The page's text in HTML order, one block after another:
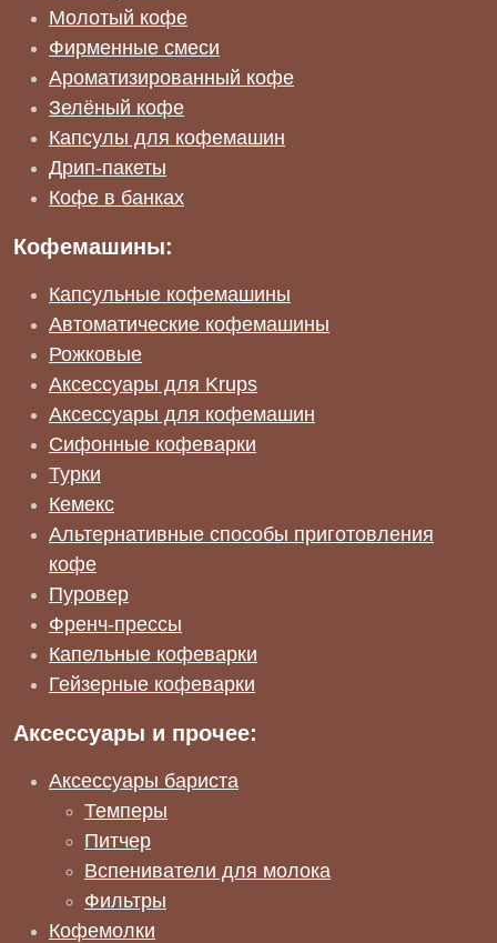
Молотый кофе
Фирменные смеси
Ароматизированный кофе
Зелёный кофе
Капсулы для кофемашин
Дрип-пакеты
Кофе в банках
Кофемашины:
Капсульные кофемашины
Автоматические кофемашины
Рожковые
Аксессуары для Krups
Аксессуары для кофемашин
Сифонные кофеварки
Турки
Кемекс
Альтернативные способы приготовления
кофе
Пуровер
Френч-прессы
Капельные кофеварки
Гейзерные кофеварки
Аксессуары и прочее:
Аксессуары бариста
Темперы
Питчер
Вспениватели для молока
Фильтры
Кофемолки